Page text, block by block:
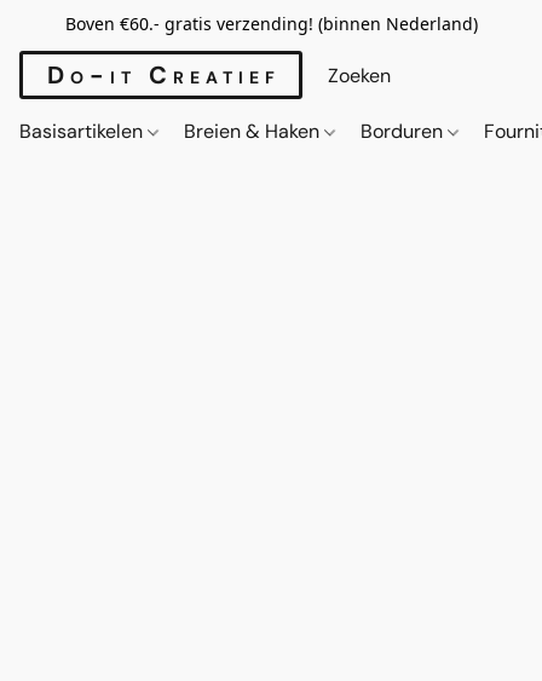
Boven €60.- gratis verzending! (binnen Nederland)
Do-it Creatief
Basisartikelen Breien & Haken Borduren